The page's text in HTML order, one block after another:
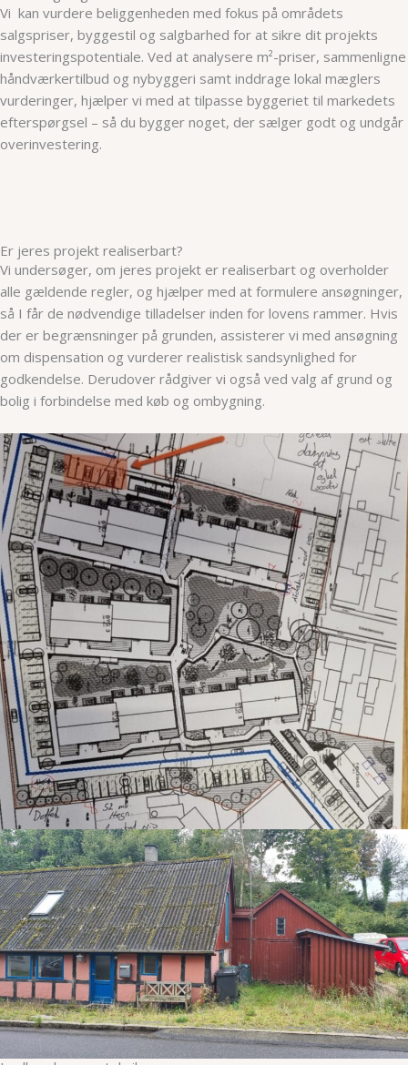
Vi kan vurdere beliggenheden med fokus på områdets
salgspriser, byggestil og salgbarhed for at sikre dit projekts
investeringspotentiale. Ved at analysere m²-priser, sammenligne
håndværkertilbud og nybyggeri samt inddrage lokal mæglers
vurderinger, hjælper vi med at tilpasse byggeriet til markedets
efterspørgsel – så du bygger noget, der sælger godt og undgår
overinvestering.
Er jeres projekt realiserbart?
Vi undersøger, om jeres projekt er realiserbart og overholder
alle gældende regler, og hjælper med at formulere ansøgninger,
så I får de nødvendige tilladelser inden for lovens rammer. Hvis
der er begrænsninger på grunden, assisterer vi med ansøgning
om dispensation og vurderer realistisk sandsynlighed for
godkendelse. Derudover rådgiver vi også ved valg af grund og
bolig i forbindelse med køb og ombygning.